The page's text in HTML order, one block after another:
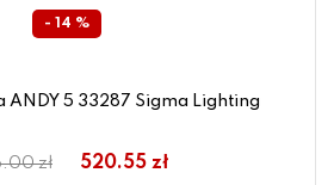
- 14 %
ANDY 5 33287 Sigma Lighting
zł 520.55 zł